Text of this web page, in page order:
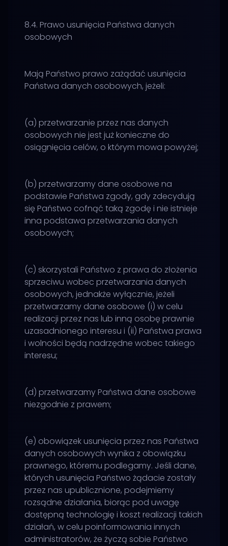
8.4. Prawo usunięcia Państwa danych
osobowych
Mają Państwo prawo zażądać usunięcia
Państwa danych osobowych, jeżeli:
(a) przetwarzanie przez nas danych
osobowych nie jest już konieczne do
osiągnięcia celów, o którym mowa powyżej;
(b) przetwarzamy dane osobowe na
podstawie Państwa zgody, gdy zdecydują
się Państwo cofnąć taką zgodę i nie istnieje
inna podstawa przetwarzania danych
osobowych;
(c) skorzystali Państwo z prawa do złożenia
sprzeciwu wobec przetwarzania danych
osobowych, jednakże wyłącznie, jeżeli
przetwarzamy dane osobowe (i) w celu
realizacji przez nas lub inną osobę prawnie
uzasadnionego interesu i (ii) Państwa prawa
i wolności będą nadrzędne wobec takiego
interesu;
(d) przetwarzamy Państwa dane osobowe
niezgodnie z prawem;
(e) obowiązek usunięcia przez nas Państwa
danych osobowych wynika z obowiązku
prawnego, któremu podlegamy. Jeśli dane,
których usunięcia Państwo żądacie zostały
przez nas upublicznione, podejmiemy
rozsądne działania, biorąc pod uwagę
dostępną technologię i koszt realizacji takich
działań, w celu poinformowania innych
administratorów, że życzą sobie Państwo